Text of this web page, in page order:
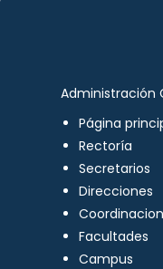
Administración
Página
Rectoría
Secretarios
Direcciones
Facultades
Campus